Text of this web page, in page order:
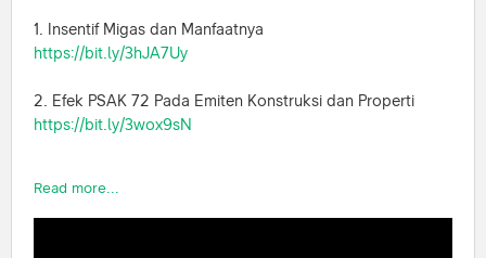
1. Insentif Migas dan Manfaatnya
https://bit.ly/3hJA7Uy
2. Efek PSAK 72 Pada Emiten Konstruksi dan Properti
https://bit.ly/3wox9sN
https://bit.ly/3veQMDm
Read more...